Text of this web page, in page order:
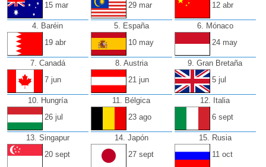
15 mar
29 mar
12 abr
4. Baréin
19 abr
5. España
10 may
6. Mónaco
24 may
7. Canadá
7 jun
8. Austria
21 jun
9. Gran Bretaña
5 jul
10. Hungría
26 jul
11. Bélgica
23 ago
12. Italia
6 sept
13. Singapur
20 sept
14. Japón
27 sept
15. Rusia
11 oct